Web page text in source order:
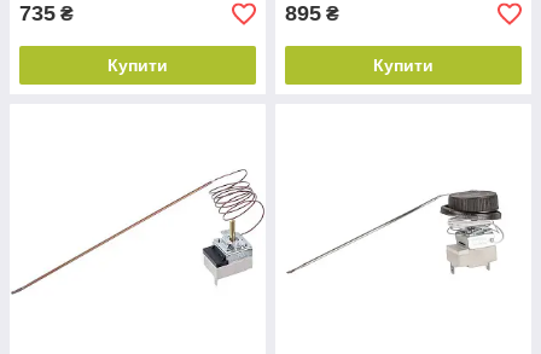
735 ₴
Купити
895 ₴
Купити